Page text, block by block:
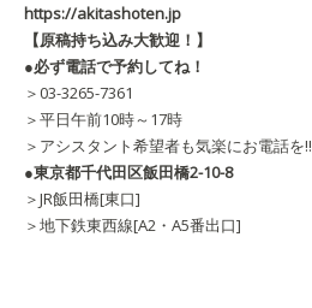
https://akitashoten.jp
【原稿持ち込み大歓迎！】
●必ず電話で予約してね！
＞03-3265-7361
＞平日午前10時～17時
＞アシスタント希望者も気楽にお電話を!!
●東京都千代田区飯田橋2-10-8
＞JR飯田橋[東口]
＞地下鉄東西線[A2・A5番出口]